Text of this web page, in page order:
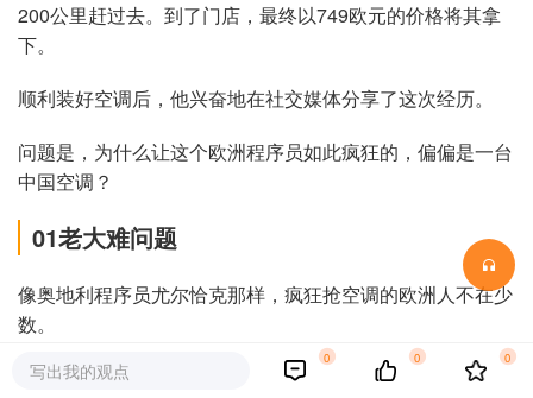
200公里赶过去。到了门店，最终以749欧元的价格将其拿
下。
顺利装好空调后，他兴奋地在社交媒体分享了这次经历。
问题是，为什么让这个欧洲程序员如此疯狂的，偏偏是一台
中国空调？
01老大难问题
像奥地利程序员尤尔恰克那样，疯狂抢空调的欧洲人不在少
数。
因为这个夏天，欧洲正在经历一场十分罕见的热浪。6月
写出我的观点
0 0 0